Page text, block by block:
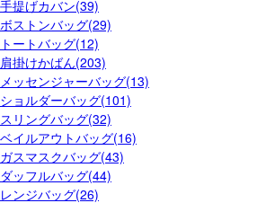
手提げカバン(39)
ボストンバッグ(29)
トートバッグ(12)
肩掛けかばん(203)
メッセンジャーバッグ(13)
ショルダーバッグ(101)
スリングバッグ(32)
ベイルアウトバッグ(16)
ガスマスクバッグ(43)
ダッフルバッグ(44)
レンジバッグ(26)